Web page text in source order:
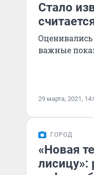
Стало
Оценивались
важные
29 марта, 2021,
ГОРОД
«Новая
лисицу»: